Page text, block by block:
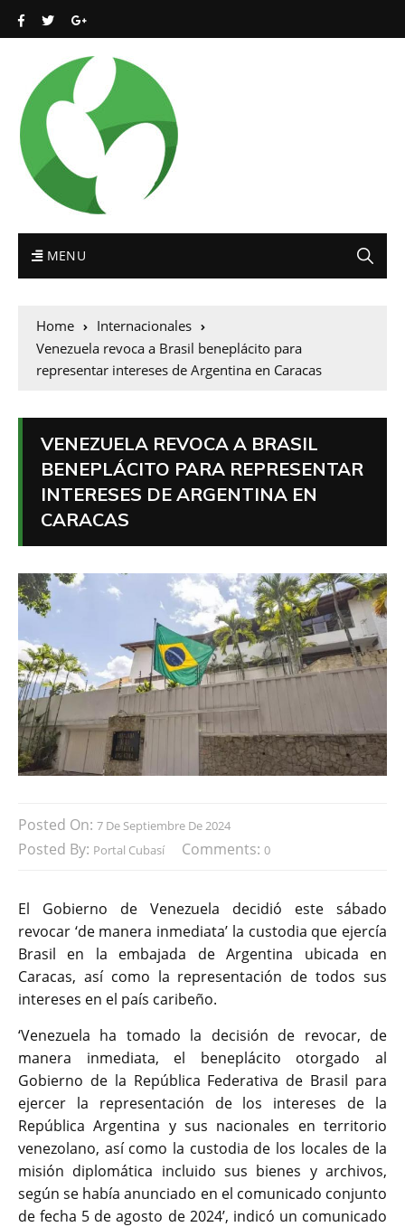
MENU
Home
Internacionales
Venezuela revoca a Brasil beneplácito para
representar intereses de Argentina en Caracas
VENEZUELA REVOCA A BRASIL
BENEPLÁCITO PARA REPRESENTAR
INTERESES DE ARGENTINA EN
CARACAS
Posted On: 7 De Septiembre De 2024
Posted By: Portal Cubasí Comments: 0
El Gobierno de Venezuela decidió este sábado
revocar ‘de manera inmediata’ la custodia que ejercía
Brasil en la embajada de Argentina ubicada en
Caracas, así como la representación de todos sus
intereses en el país caribeño.
‘Venezuela ha tomado la decisión de revocar, de
manera inmediata, el beneplácito otorgado al
Gobierno de la República Federativa de Brasil para
ejercer la representación de los intereses de la
República Argentina y sus nacionales en territorio
venezolano, así como la custodia de los locales de la
misión diplomática incluido sus bienes y archivos,
según se había anunciado en el comunicado conjunto
de fecha 5 de agosto de 2024’, indicó un comunicado